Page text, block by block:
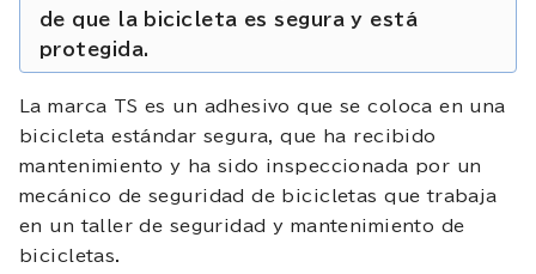
de que la bicicleta es segura y está
protegida.
La marca TS es un adhesivo que se coloca en una
bicicleta estándar segura, que ha recibido
mantenimiento y ha sido inspeccionada por un
mecánico de seguridad de bicicletas que trabaja
en un taller de seguridad y mantenimiento de
bicicletas.